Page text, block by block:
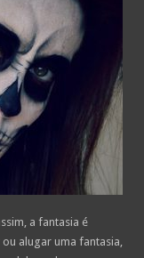
a fantasia é
alugar uma fantasia,